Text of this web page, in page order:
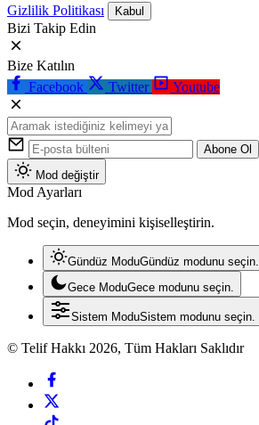
Gizlilik Politikası Kabul
Bizi Takip Edin
Bize Katılın
Facebook
Twitter Youtube
Abone Ol
Mod değiştir
Mod Ayarları
Mod seçin, deneyimini kişiselleştirin.
Gündüz ModuGündüz modunu seçin.
Gece ModuGece modunu seçin.
Sistem ModuSistem modunu seçin.
© Telif Hakkı 2026, Tüm Hakları Saklıdır